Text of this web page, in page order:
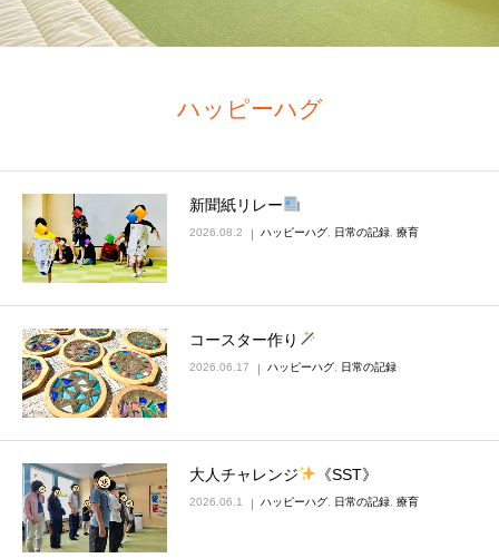
ハッピーハグ
新聞紙リレー
2026.08.2 ハッピーハグ 日常の記録 療育
コースター作り
2026.06.17 ハッピーハグ 日常の記録
大人チャレンジ 《SST》
2026.06.1 ハッピーハグ 日常の記録 療育
求人情報